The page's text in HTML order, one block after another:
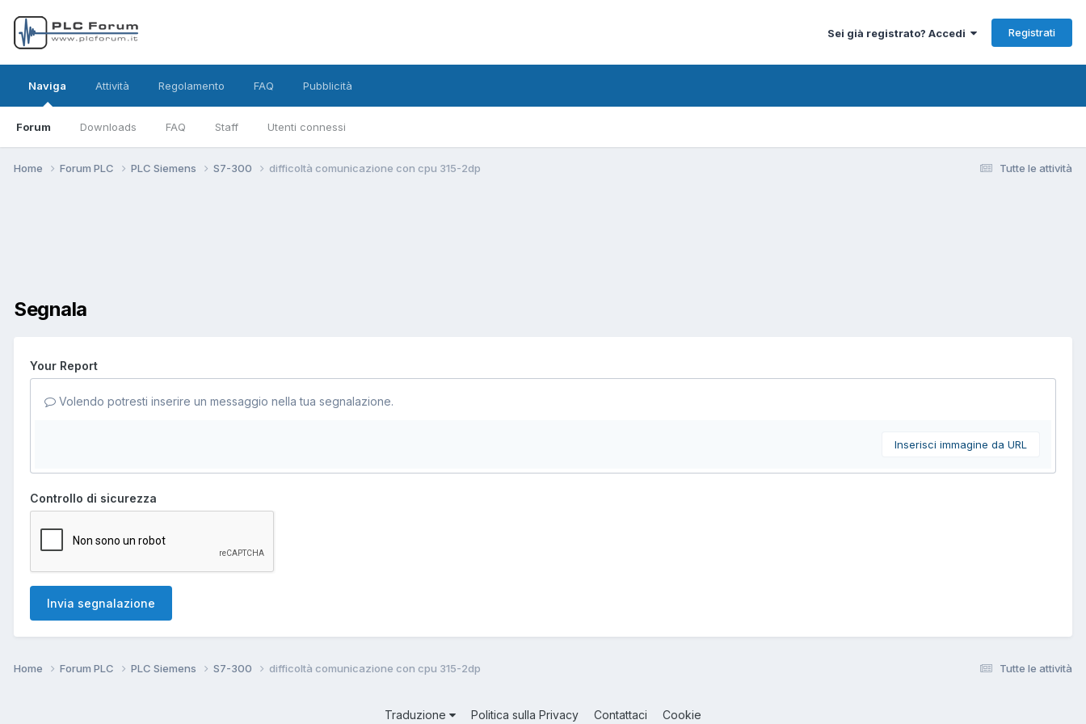
Sei già registrato? Accedi Registrati
Naviga
Forum Downloads FAQ Staff Utenti connessi
Attività Regolamento FAQ Pubblicità
Tutte le attività
Home Forum PLC PLC Siemens S7-300 difficoltà comunicazione con cpu 315-2dp
Segnala
Your Report
Volendo potresti inserire un messaggio nella tua segnalazione.
Inserisci immagine da URL
Controllo di sicurezza
Invia segnalazione
Tutte le attività
Home Forum PLC PLC Siemens S7-300 difficoltà comunicazione con cpu 315-2dp
Traduzione Politica sulla Privacy Contattaci Cookie